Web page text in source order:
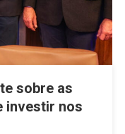
sobre as
investir nos